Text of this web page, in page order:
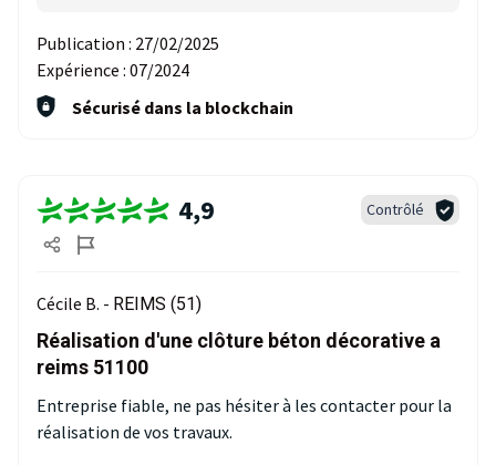
Publication : 27/02/2025
Expérience : 07/2024
Sécurisé dans la blockchain
4,9 Contrôlé
Cécile B. - REIMS (51)
Réalisation d'une clôture béton décorative a
reims 51100
Entreprise fiable, ne pas hésiter à les contacter pour la
réalisation de vos travaux.